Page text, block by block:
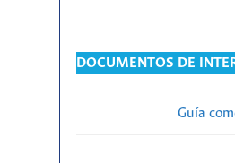
DOCUMENTOS DE
Guía